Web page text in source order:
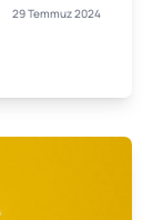
29 Temmuz 2024